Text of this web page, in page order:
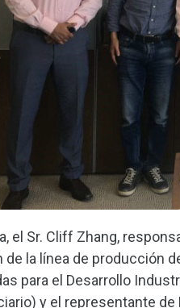
el Sr. Cliff Zhang,
de la línea de producción
para el Desarrollo
y el representante